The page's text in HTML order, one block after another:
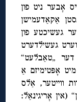
אָבער ניט פון
אַקאַדעמישן
געשיכטע פון
געשילדערט
דער „טאַבלעט“
אָפּטימיזם אַ
ווייטער, אַלס
(אין אָריגינאַל: